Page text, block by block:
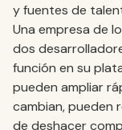
y fuentes de
Una empresa de
dos
función en su
pueden ampliar
cambian, pueden
de deshacer